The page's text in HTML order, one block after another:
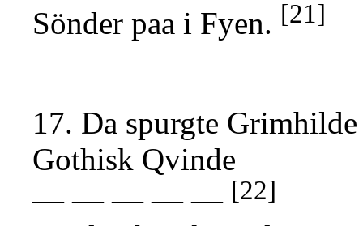
Sönder paa i Fyen. [21]
17. Da spurgte
Gothisk Qvinde
— — — — — [22]